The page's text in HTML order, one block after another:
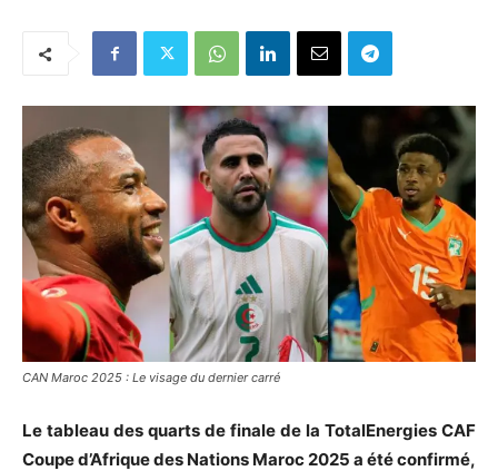
CAN Maroc 2025 : Le visage du dernier carré
Le tableau des quarts de finale de la TotalEnergies CAF
Coupe d’Afrique des Nations Maroc 2025 a été confirmé,